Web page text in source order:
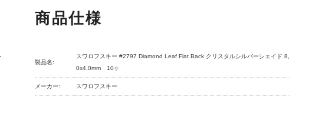
商品仕様
製品名:
スワロフスキー #2797 Diamond Leaf Flat Back クリスタルシルバーシェイド 8,
0x4,0mm 10ヶ
メーカー: スワロフスキー